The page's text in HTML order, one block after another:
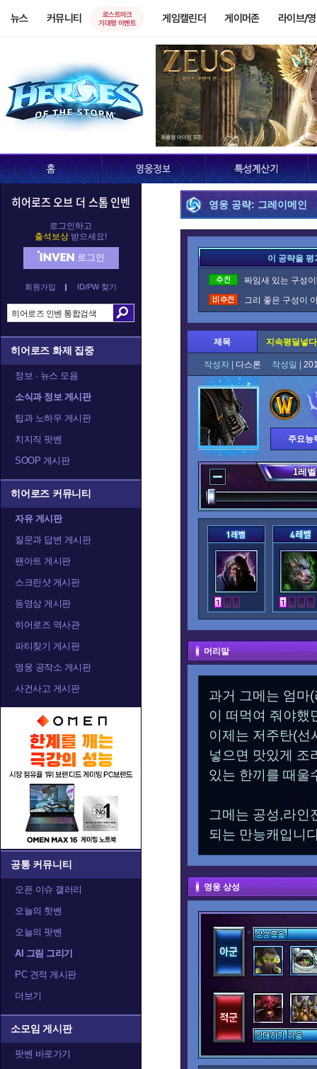
뉴스 커뮤니티
로스트아크
기대평 이벤트
게임캘린더 게이머존 라이브/
히어로즈 오브 더 스톰 인벤
로그인하고
출석보상 받으세요!
로그인
회원가입 ID/PW 찾기
히어로즈 화제 집중
정보 · 뉴스 모음
소식과 정보 게시판
팁과 노하우 게시판
치지직 팟벤
SOOP 게시판
히어로즈 커뮤니티
자유 게시판
질문과 답변 게시판
팬아트 게시판
스크린샷 게시판
동영상 게시판
히어로즈 역사관
파티찾기 게시판
영웅 공작소 게시판
사건사고 게시판
공통 커뮤니티
오픈 이슈 갤러리
오늘의 핫벤
오늘의 팟벤
AI 그림 그리기
PC 견적 게시판
더보기
소모임 게시판
팟벤 바로가기
영웅 공략: 그레이메인
이 공략을
짜임새 있는 구성
그리 좋은 구성이
제목 지속평딜넣
작성자 | 다스론 작성일 |
주요능
1레벨
머리말
과거 그메는 엄마
이 떠먹여 줘야했
이제는 저주탄(선
넣으면 맛있게 조
있는 한끼를 때울
그메는 공성,라인
되는 만능캐입니
영웅 상성